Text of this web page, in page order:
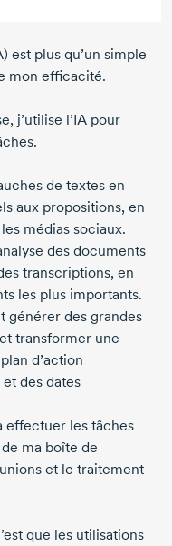
est plus qu’un simple
mon efficacité.
j’utilise l’IA pour
de textes en
aux propositions, en
médias sociaux.
des documents
transcriptions, en
les plus importants.
générer des grandes
transformer une
d’action
des dates
effectuer les tâches
ma boîte de
et le traitement
que les utilisations